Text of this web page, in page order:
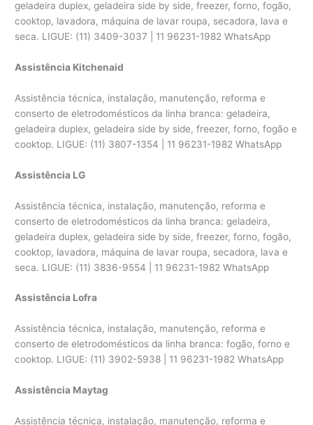
geladeira duplex, geladeira side by side, freezer, forno, fogão,
cooktop, lavadora, máquina de lavar roupa, secadora, lava e
seca. LIGUE: (11) 3409-3037 | 11 96231-1982 WhatsApp
Assistência Kitchenaid
Assistência técnica, instalação, manutenção, reforma e
conserto de eletrodomésticos da linha branca: geladeira,
geladeira duplex, geladeira side by side, freezer, forno, fogão e
cooktop. LIGUE: (11) 3807-1354 | 11 96231-1982 WhatsApp
Assistência LG
Assistência técnica, instalação, manutenção, reforma e
conserto de eletrodomésticos da linha branca: geladeira,
geladeira duplex, geladeira side by side, freezer, forno, fogão,
cooktop, lavadora, máquina de lavar roupa, secadora, lava e
seca. LIGUE: (11) 3836-9554 | 11 96231-1982 WhatsApp
Assistência Lofra
Assistência técnica, instalação, manutenção, reforma e
conserto de eletrodomésticos da linha branca: fogão, forno e
cooktop. LIGUE: (11) 3902-5938 | 11 96231-1982 WhatsApp
Assistência Maytag
Assistência técnica, instalação, manutenção, reforma e